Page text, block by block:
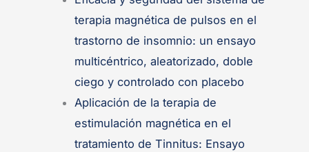
terapia magnética de pulsos en el
trastorno de insomnio: un ensayo
multicéntrico, aleatorizado, doble
ciego y controlado con placebo
Aplicación de la terapia de
estimulación magnética en el
tratamiento de Tinnitus: Ensayo